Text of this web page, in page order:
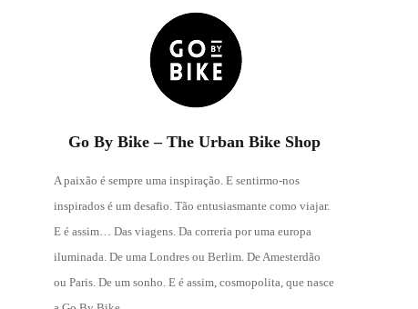
Go By Bike – The Urban Bike Shop
A paixão é sempre uma inspiração. E sentirmo-nos
inspirados é um desafio. Tão entusiasmante como viajar.
E é assim… Das viagens. Da correria por uma europa
iluminada. De uma Londres ou Berlim. De Amesterdão
ou Paris. De um sonho. E é assim, cosmopolita, que nasce